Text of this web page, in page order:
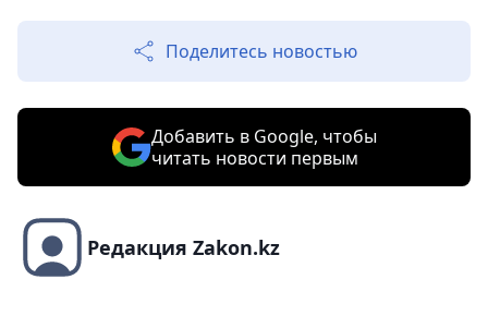
Поделитесь новостью
Добавить в Google, чтобы
читать новости первым
Редакция Zakon.kz